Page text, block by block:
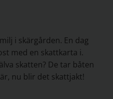
i skärgården. En dag
med en skattkarta i.
skatten? De tar båten
nu blir det skattjakt!